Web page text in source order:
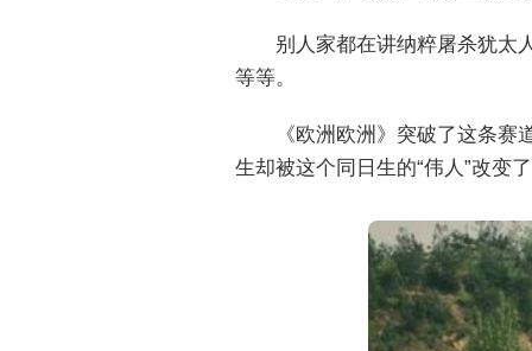
别人家都在讲纳粹屠杀犹太
等等。
《欧洲欧洲》突破了这条
生却被这个同日生的“伟人”改变